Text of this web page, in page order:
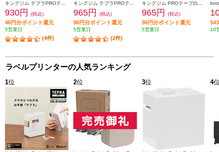
930円 (税込)
46円分ポイント還元
5営業日
(4件)
965円 (税込)
96円分ポイント還元
5営業日
(2件)
965円 (税込)
96円分ポイント還元
5営業日 10
ラベルプリンターの人気ランキング
1位 2位 3位 4